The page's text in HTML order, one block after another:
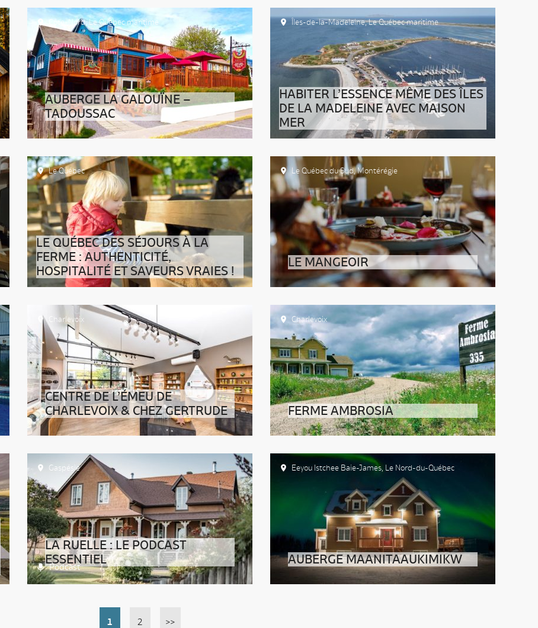
Côte-Nord,Le Québec maritime
AUBERGE LA GALOUÏNE –
TADOUSSAC
Îles-de-la-Madeleine,Le Québec maritime
HABITER L’ESSENCE MÊME DES ÎLES
DE LA MADELEINE AVEC MAISON
MER
Le Québec
LE QUÉBEC DES SÉJOURS À LA
FERME : AUTHENTICITÉ,
HOSPITALITÉ ET SAVEURS VRAIES !
Le Québec du Sud,Montérégie
LE MANGEOIR
Charlevoix
CENTRE DE L’ÉMEU DE
CHARLEVOIX & CHEZ GERTRUDE
Charlevoix
FERME AMBROSIA
Gaspésie
Podcast
LA RUELLE : LE PODCAST
ESSENTIEL
Eeyou Istchee Baie-James Le Nord-du-Québec
AUBERGE MAANITAAUKIMIKW
1 2 >>